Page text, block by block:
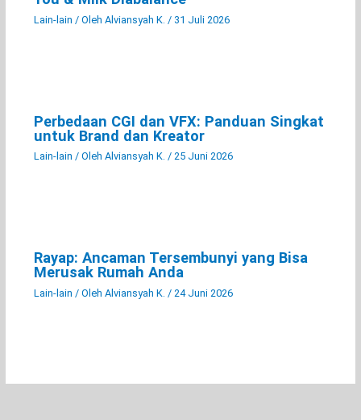
Lain-lain / Oleh Alviansyah K. / 31 Juli 2026
Perbedaan CGI dan VFX: Panduan Singkat
untuk Brand dan Kreator
Lain-lain / Oleh Alviansyah K. / 25 Juni 2026
Rayap: Ancaman Tersembunyi yang Bisa
Merusak Rumah Anda
Lain-lain / Oleh Alviansyah K. / 24 Juni 2026